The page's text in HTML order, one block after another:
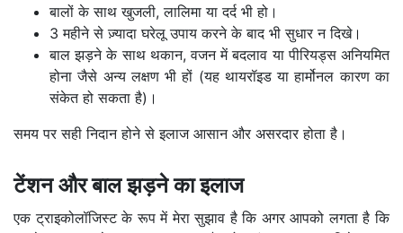
बालों के साथ खुजली, लालिमा या दर्द भी हो।
3 महीने से ज़्यादा घरेलू उपाय करने के बाद भी सुधार न दिखे।
बाल झड़ने के साथ थकान, वजन में बदलाव या पीरियड्स अनियमित
होना जैसे अन्य लक्षण भी हों (यह थायरॉइड या हार्मोनल कारण का
संकेत हो सकता है)।
समय पर सही निदान होने से इलाज आसान और असरदार होता है।
टेंशन और बाल झड़ने का इलाज
एक ट्राइकोलॉजिस्ट के रूप में मेरा सुझाव है कि अगर आपको लगता है कि